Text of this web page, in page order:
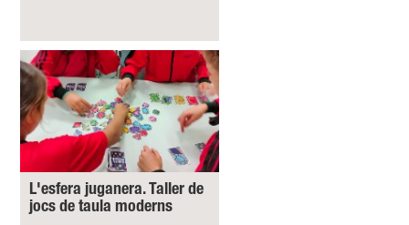
L'esfera juganera. Taller de
jocs de taula moderns